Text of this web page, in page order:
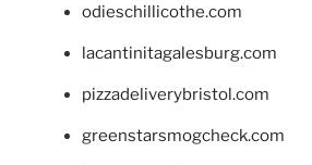
odieschillicothe.com
lacantinitagalesburg.com
pizzadeliverybristol.com
greenstarsmogcheck.com